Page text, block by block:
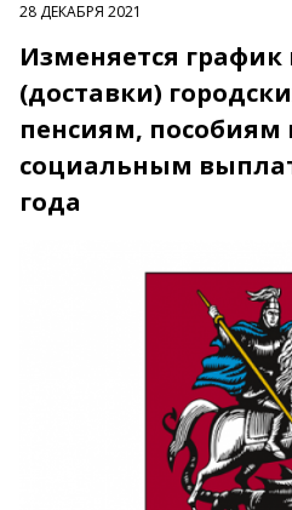
28 ДЕКАБРЯ 2021
Изменяется
(доставки)
пенсиям, пособиям
социальным
года